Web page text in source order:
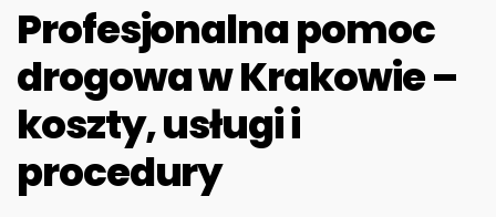
Profesjonalna pomoc
drogowa w Krakowie –
koszty, usługi i
procedury